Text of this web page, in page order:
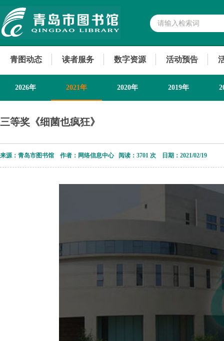
青图动态 读者服务 数字资源 活动预告
2026年 2021年 2020年 2019年
三等奖《细菌也疯狂》
来源：青岛市图书馆 作者：网络信息中心 阅读： 3701 次 日期：2021/02/19